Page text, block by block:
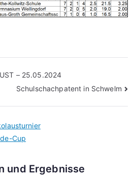
– 25.05.2024
Schulschachpatent in Schwelm
Cup
und Ergebnisse